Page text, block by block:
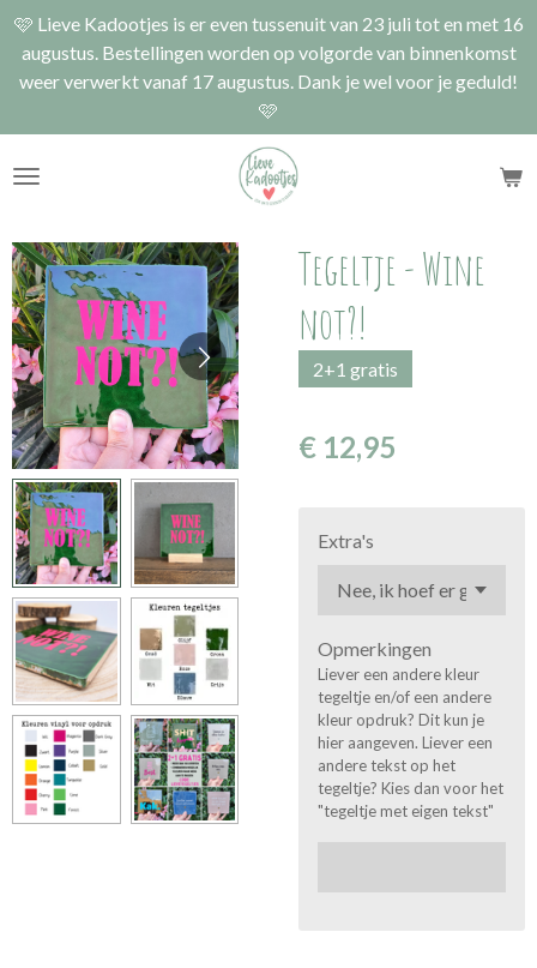
Ga
direct
naar
hoofdinhoud
🩷 Lieve Kadootjes is er even tussenuit van 23 juli tot en met 16
augustus. Bestellingen worden op volgorde van binnenkomst
weer verwerkt vanaf 17 augustus. Dank je wel voor je geduld!
🩷
Tegeltje - Wine
not?!
2+1 gratis
€ 12,95
Extra's
Opmerkingen
Liever een andere kleur
tegeltje en/of een andere
kleur opdruk? Dit kun je
hier aangeven. Liever een
andere tekst op het
tegeltje? Kies dan voor het
"tegeltje met eigen tekst"